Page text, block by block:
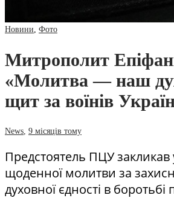
Новини Фото
Митрополит
«Молитва — наш
щит за воїнів
News 9 місяців тому
Предстоятель ПЦУ закликав
щоденної молитви за
духовної єдності в боротьбі